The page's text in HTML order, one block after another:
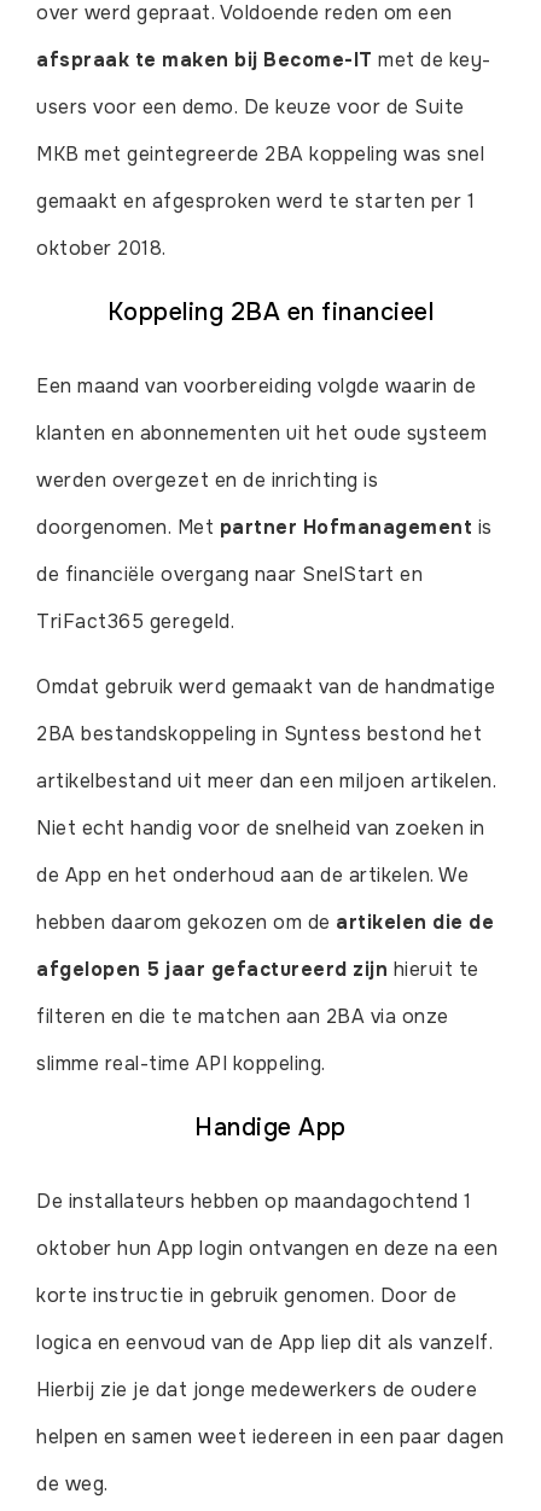
over werd gepraat. Voldoende reden om een
afspraak te maken bij Become-IT met de key-
users voor een demo. De keuze voor de Suite
MKB met geintegreerde 2BA koppeling was snel
gemaakt en afgesproken werd te starten per 1
oktober 2018.
Koppeling 2BA en financieel
Een maand van voorbereiding volgde waarin de
klanten en abonnementen uit het oude systeem
werden overgezet en de inrichting is
doorgenomen. Met partner Hofmanagement is
de financiële overgang naar SnelStart en
TriFact365 geregeld.
Omdat gebruik werd gemaakt van de handmatige
2BA bestandskoppeling in Syntess bestond het
artikelbestand uit meer dan een miljoen artikelen.
Niet echt handig voor de snelheid van zoeken in
de App en het onderhoud aan de artikelen. We
hebben daarom gekozen om de artikelen die de
afgelopen 5 jaar gefactureerd zijn hieruit te
filteren en die te matchen aan 2BA via onze
slimme real-time API koppeling.
Handige App
De installateurs hebben op maandagochtend 1
oktober hun App login ontvangen en deze na een
korte instructie in gebruik genomen. Door de
logica en eenvoud van de App liep dit als vanzelf.
Hierbij zie je dat jonge medewerkers de oudere
helpen en samen weet iedereen in een paar dagen
de weg.